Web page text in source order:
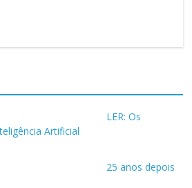
LER: Os
Artificial
25 anos depois